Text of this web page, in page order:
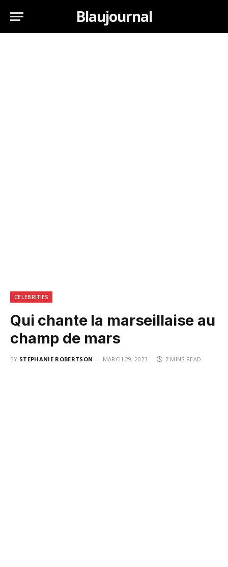
Blaujournal
CELEBRITIES
Qui chante la marseillaise au
champ de mars
BY STEPHANIE ROBERTSON MARCH 29, 2023 7 MINS READ